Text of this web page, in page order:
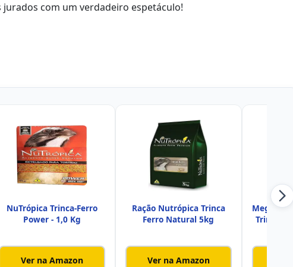
com um verdadeiro espetáculo!
NuTrópica Trinca-Ferro
Power - 1,0 Kg
Ver na Amazon
Ração Nutrópica Trinca
Ferro Natural 5kg
Ver na Amazon
Megazoo
Trinca-